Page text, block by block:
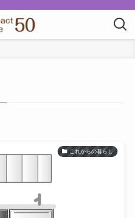
これからの暮らし